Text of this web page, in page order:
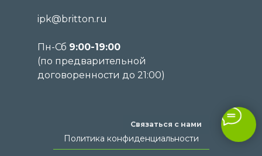
Связаться с нами
ipk@britton.ru
Пн-Сб 9:00-19:00
(по предварительной
договоренности до 21:00)
Политика конфиденциальности